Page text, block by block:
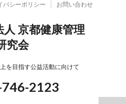
バシーポリシー お問い合わせ
を目指す公益活動に向けて
2123